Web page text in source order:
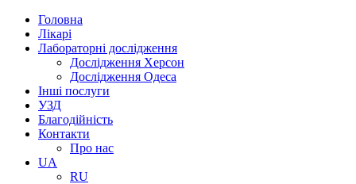
Головна
Лікарі
Лабораторні дослідження
Дослідження Херсон
Дослідження Одеса
Інші послуги
УЗД
Благодійність
Контакти
Про нас
UA
RU